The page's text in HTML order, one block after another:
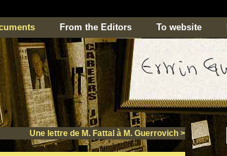
From the Editors To website
Une lettre de M. Fattal à M. Guerrovich >